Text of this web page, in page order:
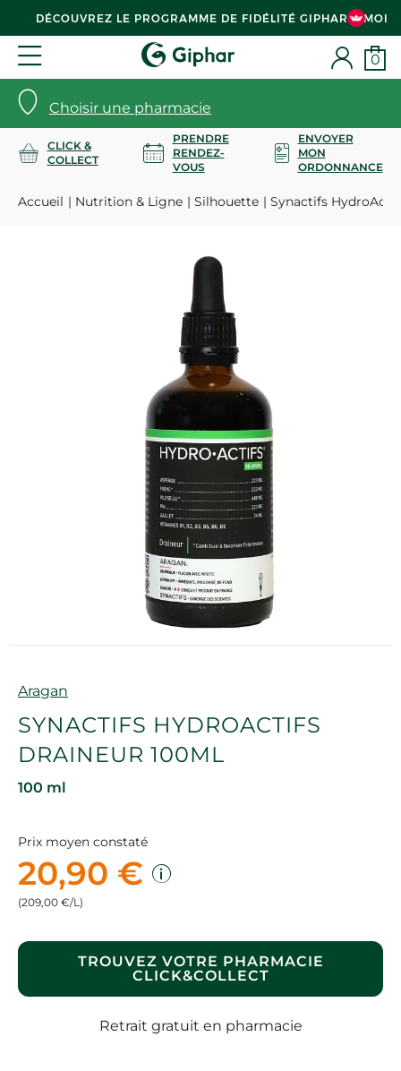
DÉCOUVREZ LE PROGRAMME DE FIDÉLITÉ GIPHAR & MOI
Choisir une pharmacie
0
CLICK &
COLLECT
PRENDRE
RENDEZ-
VOUS
ENVOYER
MON
ORDONNANCE
Accueil Nutrition & Ligne Silhouette Synactifs
Marque
Aragan
SYNACTIFS HYDROACTIFS
DRAINEUR 100ML
100 ml
Prix moyen constaté
20,90 €
(209,00 €/L)
TROUVEZ VOTRE PHARMACIE
CLICK&COLLECT
Retrait gratuit en pharmacie